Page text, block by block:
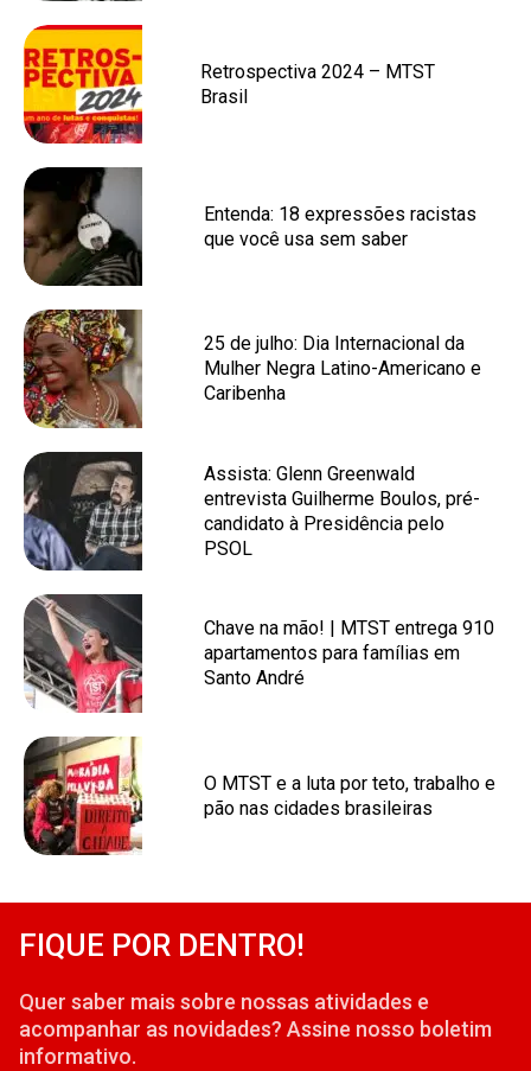
Retrospectiva 2024 – MTST
Brasil
Entenda: 18 expressões racistas
que você usa sem saber
25 de julho: Dia Internacional da
Mulher Negra Latino-Americano e
Caribenha
Assista: Glenn Greenwald
entrevista Guilherme Boulos, pré-
candidato à Presidência pelo
PSOL
Chave na mão! | MTST entrega 910
apartamentos para famílias em
Santo André
O MTST e a luta por teto, trabalho e
pão nas cidades brasileiras
FIQUE POR DENTRO!
Quer saber mais sobre nossas atividades e
acompanhar as novidades? Assine nosso boletim
informativo.